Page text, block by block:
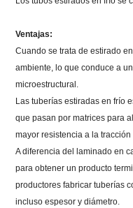
Ventajas:
Cuando se trata de estirado
ambiente, lo que conduce a
microestructural.
Las tuberías estiradas en frío
que pasan por matrices para
mayor resistencia a la
A diferencia del laminado en
para obtener un producto
productores fabricar tuberías
incluso espesor y diámetro.